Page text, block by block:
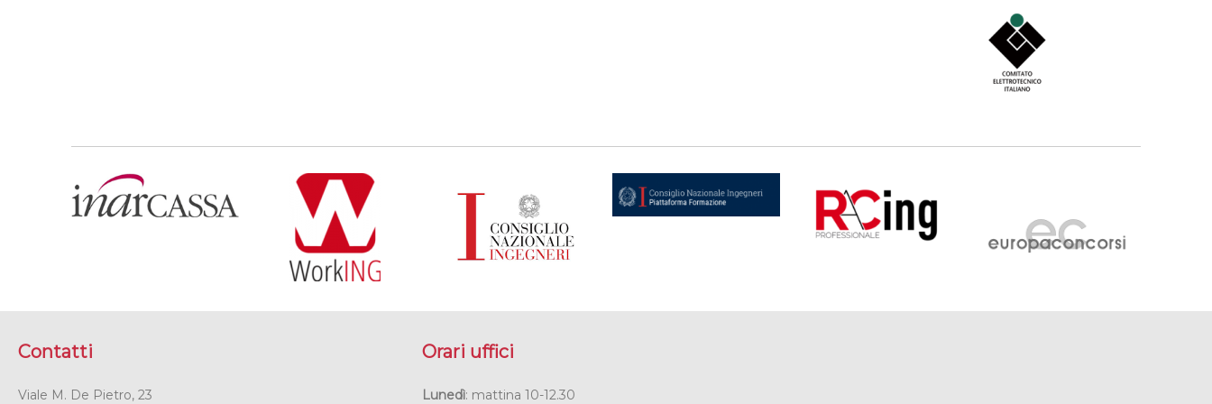
Contatti
Viale M. De Pietro, 23
Orari uffici
Lunedì: mattina 10-12.30